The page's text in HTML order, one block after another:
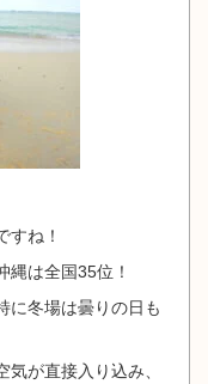
すね！
縄は全国35位！
に冬場は曇りの日も
が直接入り込み、